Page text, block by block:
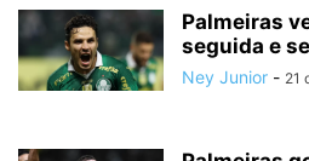
Palmeiras
seguida e
Ney Junior - 21